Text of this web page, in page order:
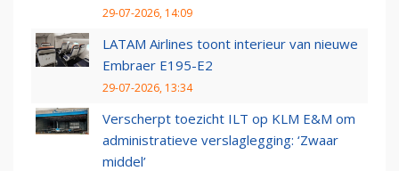
29-07-2026, 14:09
LATAM Airlines toont interieur van nieuwe
Embraer E195-E2
29-07-2026, 13:34
Verscherpt toezicht ILT op KLM E&M om
administratieve verslaglegging: ‘Zwaar
middel’